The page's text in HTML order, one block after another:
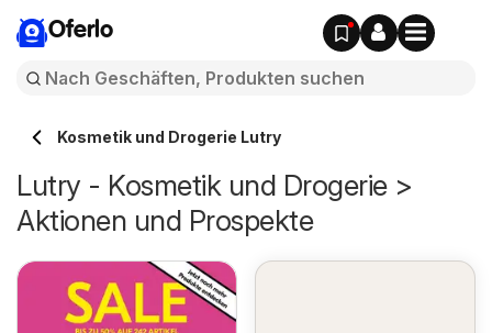
Oferlo
Kosmetik und Drogerie Lutry
Lutry - Kosmetik und Drogerie >
Aktionen und Prospekte